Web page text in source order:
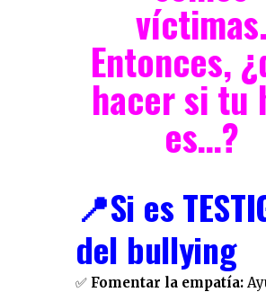
víctimas.
Entonces,
hacer si tu
es…?
📍Si es
del bullying
✅ Fomentar la empatía: